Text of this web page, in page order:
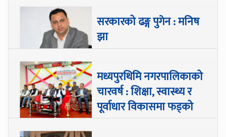
सरकारको ढङ्ग पुगेन : मनिष
झा
मध्यपुरथिमि नगरपालिकाको
चारवर्ष : शिक्षा, स्वास्थ्य र
पूर्वाधार विकासमा फड्को